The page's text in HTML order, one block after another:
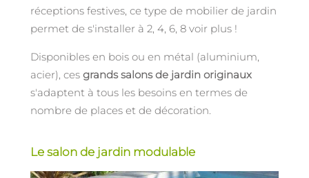
réceptions festives, ce type de mobilier de jardin
permet de s'installer à 2, 4, 6, 8 voir plus !
Disponibles en bois ou en métal (aluminium,
acier), ces grands salons de jardin originaux
s'adaptent à tous les besoins en termes de
nombre de places et de décoration.
Le salon de jardin modulable